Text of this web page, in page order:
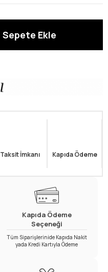
Taksit İmkanı Kapıda Ödeme
Kapıda Ödeme
Seçeneği
Tüm Siparişlerinide Kapıda Nakit
yada Kredi Kartıyla Ödeme